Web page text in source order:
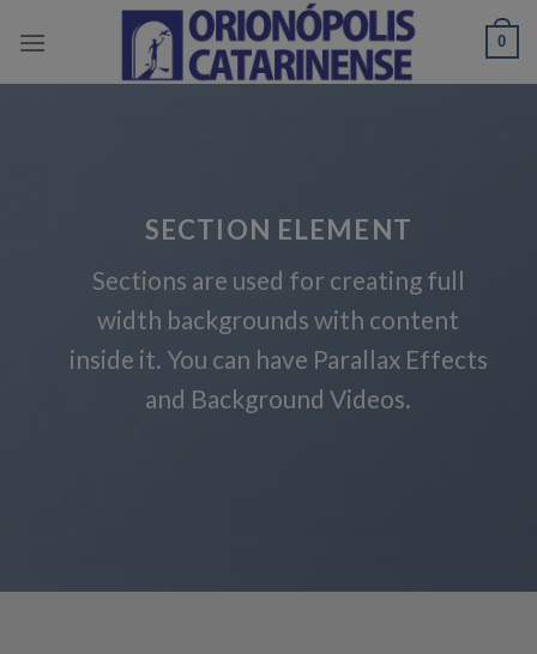
0
SECTION ELEMENT
Sections are used for creating full
width backgrounds with content
inside it. You can have Parallax Effects
and Background Videos.